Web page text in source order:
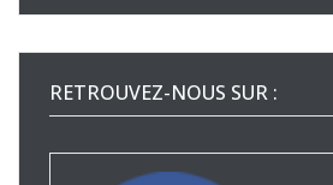
RETROUVEZ-NOUS SUR :